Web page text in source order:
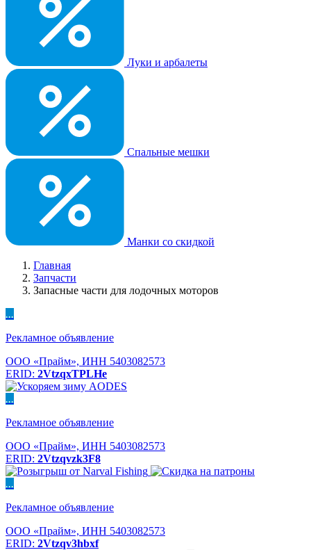
Луки и арбалеты
Спальные мешки
Манки со скидкой
Главная
Запчасти
Запасные части для лодочных моторов
...
Рекламное объявление
ООО «Прайм», ИНН 5403082573
ERID: 2VtzqxTPLHe
...
Рекламное объявление
ООО «Прайм», ИНН 5403082573
ERID: 2Vtzqvzk3F8
...
Рекламное объявление
ООО «Прайм», ИНН 5403082573
ERID: 2Vtzqv3hbxf